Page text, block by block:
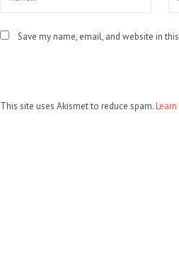
Save my name, email, and website in
This site uses Akismet to reduce spam.